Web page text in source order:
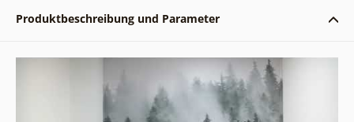
Produktbeschreibung und Parameter